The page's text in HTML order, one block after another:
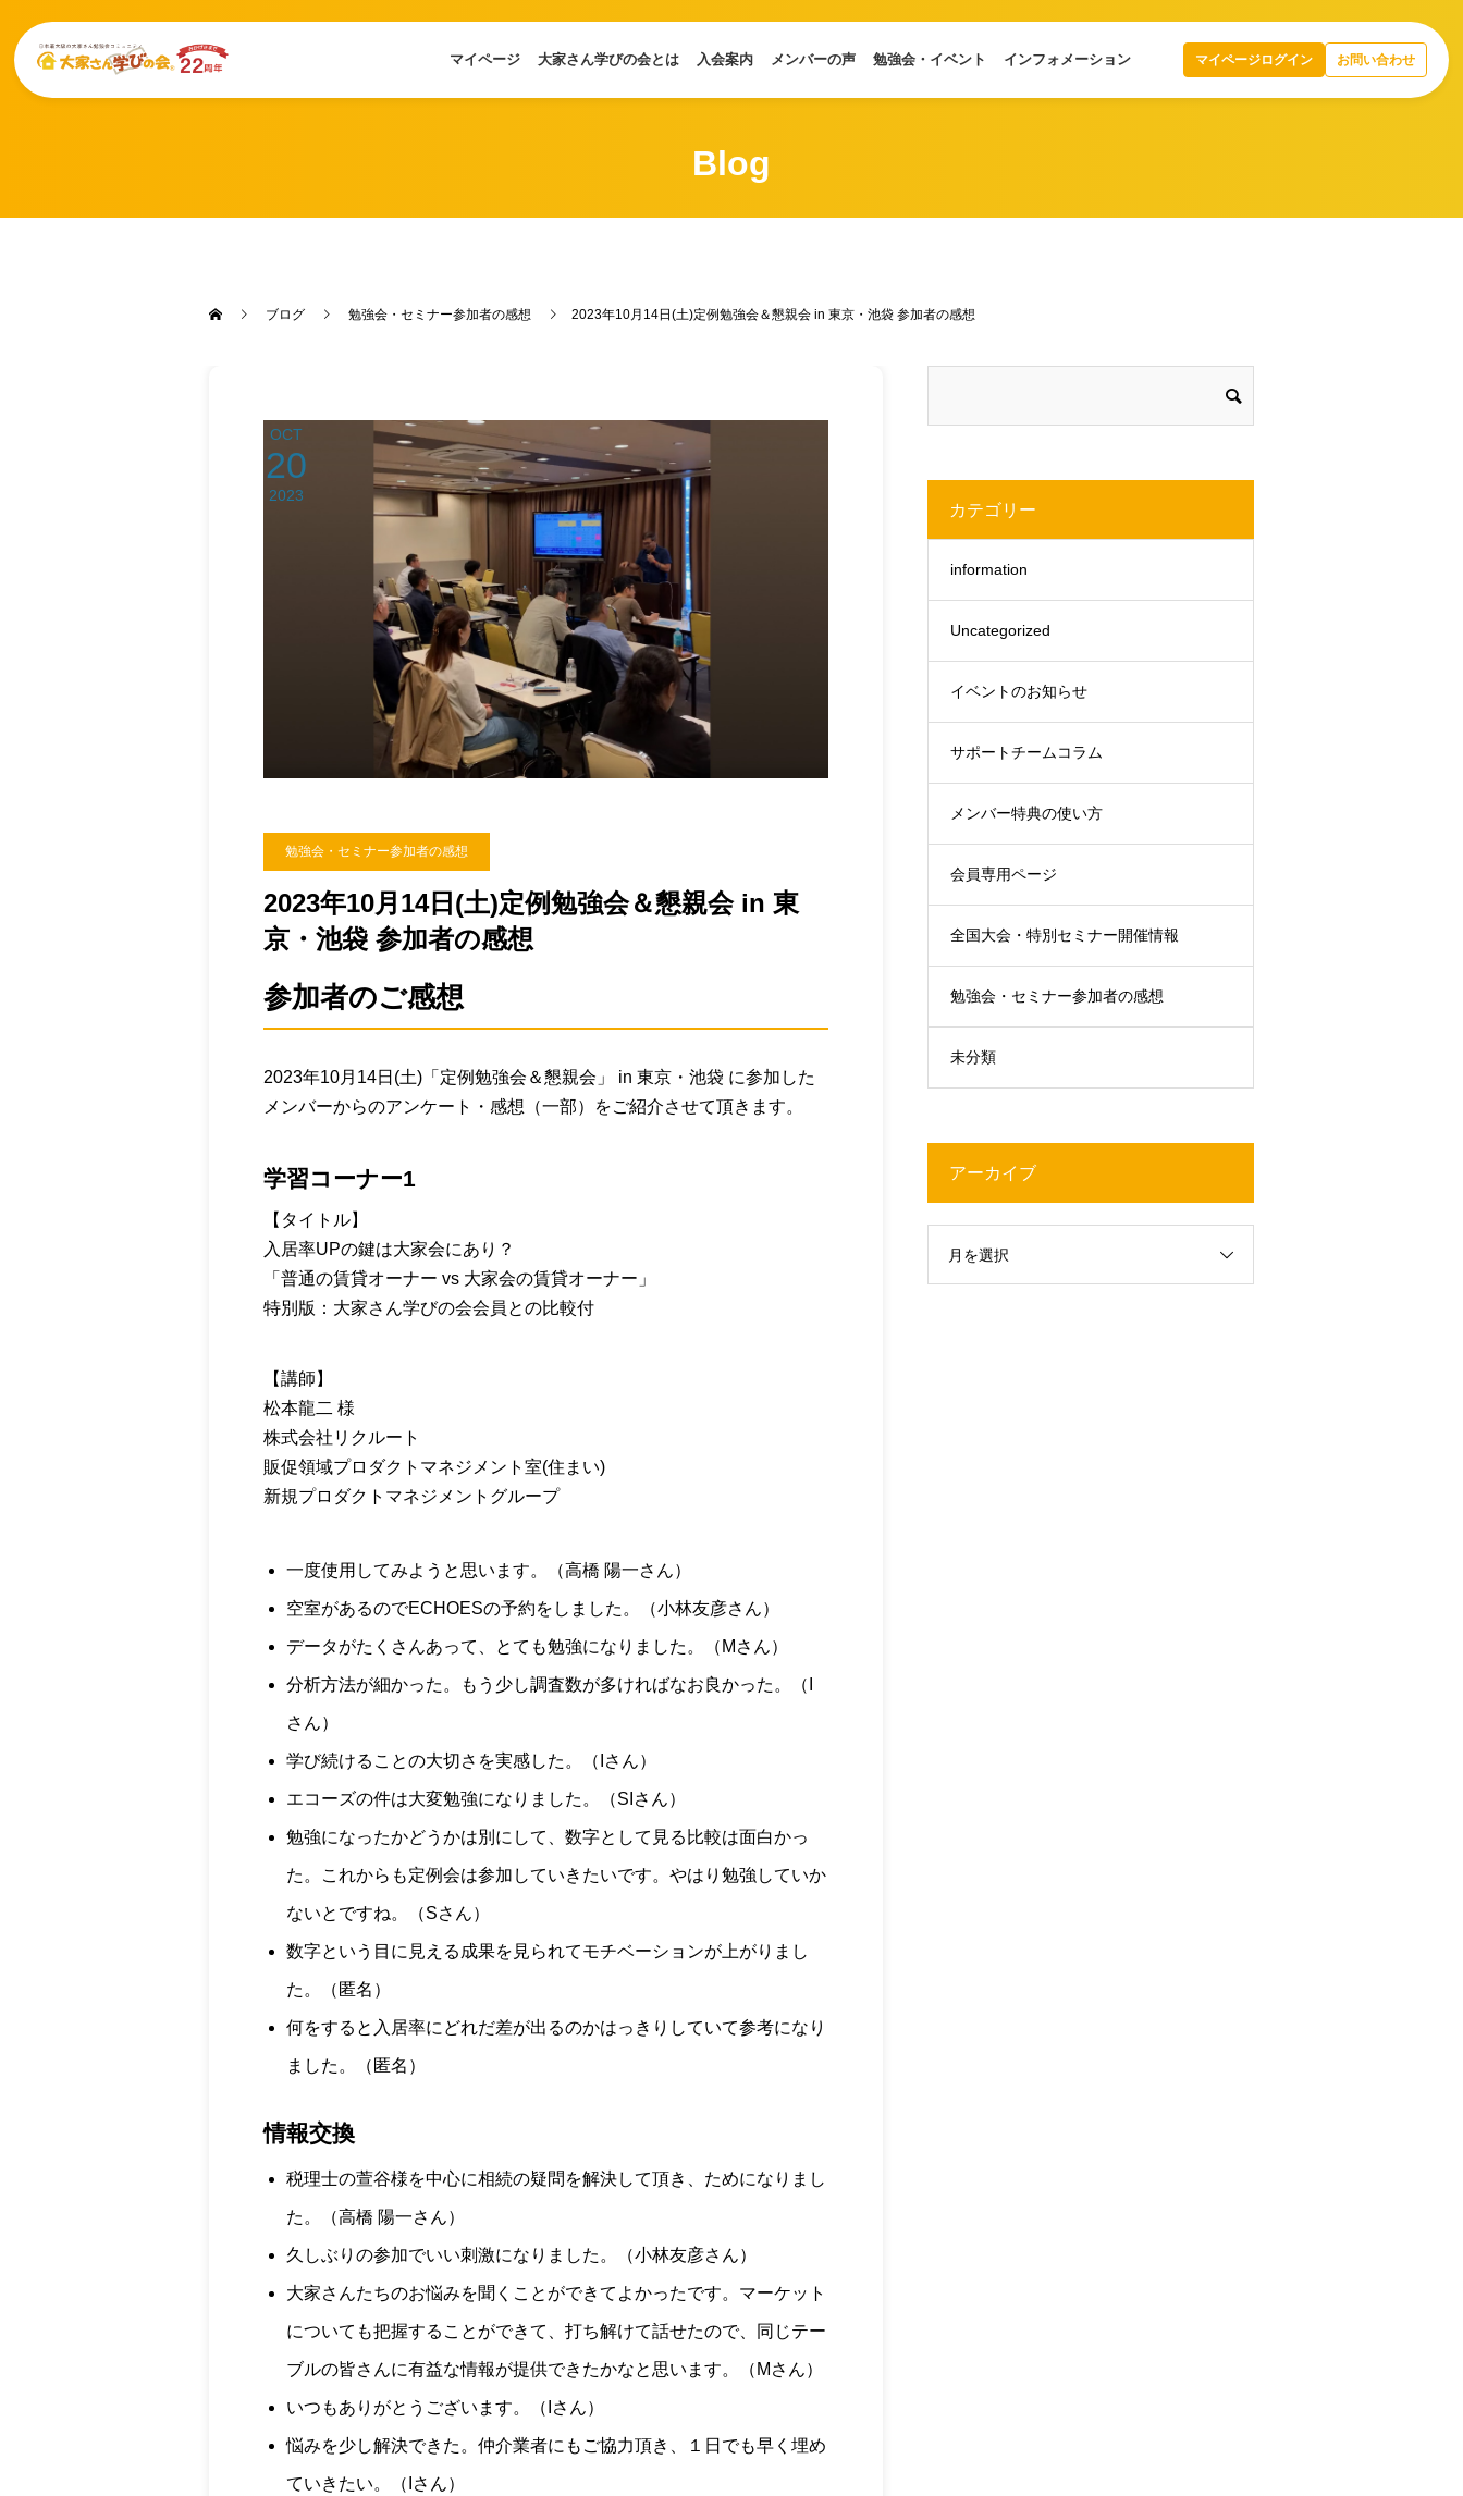
マイページ 大家さん学びの会とは 入会案内 メンバーの声 勉強会・イベント インフォメーション マイページログイン お問い合わせ
Blog
ブログ 勉強会・セミナー参加者の感想 2023年10月14日(土)定例勉強会＆懇親会 in 東京・池袋 参加者の感想
OCT
20
2023
勉強会・セミナー参加者の感想
2023年10月14日(土)定例勉強会＆懇親会 in 東
京・池袋 参加者の感想
参加者のご感想
2023年10月14日(土)「定例勉強会＆懇親会」 in 東京・池袋 に参加した
メンバーからのアンケート・感想（一部）をご紹介させて頂きます。
学習コーナー1
【タイトル】
入居率UPの鍵は大家会にあり？
「普通の賃貸オーナー vs 大家会の賃貸オーナー」
特別版：大家さん学びの会会員との比較付
【講師】
松本龍二 様
株式会社リクルート
販促領域プロダクトマネジメント室(住まい)
新規プロダクトマネジメントグループ
一度使用してみようと思います。（高橋 陽一さん）
空室があるのでECHOESの予約をしました。（小林友彦さん）
データがたくさんあって、とても勉強になりました。（Mさん）
分析方法が細かった。もう少し調査数が多ければなお良かった。（I
さん）
学び続けることの大切さを実感した。（Iさん）
エコーズの件は大変勉強になりました。（SIさん）
勉強になったかどうかは別にして、数字として見る比較は面白かっ
た。これからも定例会は参加していきたいです。やはり勉強していか
ないとですね。（Sさん）
数字という目に見える成果を見られてモチベーションが上がりまし
た。（匿名）
何をすると入居率にどれだ差が出るのかはっきりしていて参考になり
ました。（匿名）
情報交換
税理士の萱谷様を中心に相続の疑問を解決して頂き、ためになりまし
た。（高橋 陽一さん）
久しぶりの参加でいい刺激になりました。（小林友彦さん）
大家さんたちのお悩みを聞くことができてよかったです。マーケット
についても把握することができて、打ち解けて話せたので、同じテー
ブルの皆さんに有益な情報が提供できたかなと思います。（Mさん）
いつもありがとうございます。（Iさん）
悩みを少し解決できた。仲介業者にもご協力頂き、１日でも早く埋め
ていきたい。（Iさん）
カテゴリー
information
Uncategorized
イベントのお知らせ
サポートチームコラム
メンバー特典の使い方
会員専用ページ
全国大会・特別セミナー開催情報
勉強会・セミナー参加者の感想
未分類
アーカイブ
月を選択